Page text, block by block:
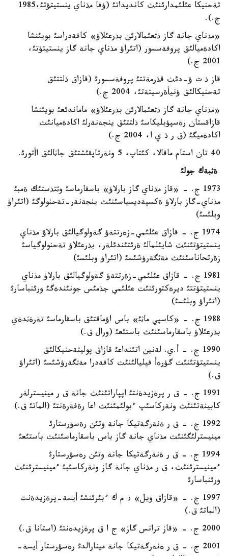
تةحنيكا عئلئمدارئنئث كانديداتئ (ؤفا مذناي ينستيتؤتئ،1985
ج.).
«مذناي جانة گاز ذثعئمالارئن بذرعئلاؤ» كافةدراسئ بويئنشا
اكادةميالئق پروفةسسور (اتئراؤ مذناي جانة گاز ينستيتؤتئ،
2001 ج.)
قاز ذ ت ؤ-دئث قذرمةتتئ پروفةسسورئ (قازاق ذلتتئق
تةحنيكالئق ؤنيأةرسيتةتئ، 2004 ج.)
«مذناي جانة گاز ذثعئمالارئن بذرعئلاؤ» ماماندئعئ بويئنشا
قازاقستان رةسپؤبليكاسئ ذلتتئق ينجةنةرلئ اكادةميانئث
اكادةميگئ (ق ر ذ ي ا، 2004 ج.)
40 تان استام ماقالا، كئتاپ، 5 ونةرتاپقئشتئق جاثالئق اأتورئ.
ةثبةك جولئ
1973 ج. - «قاز مذناي گاز بارلاؤ» باسقارماسئ وثتذستئك ةمبئ
مذناي-گاز بارلاؤ ةكسپةديسياسئنئث ينجةنةر-تةحنولوگئ (اتئراؤ
وبلئسئ)
1974 ج. - قازاق عئلئمي-زةرتتةؤ گةولوگيالئق بارلاؤ مذناي
ينستيتؤتئنئث شايئلمالئ ةرئتئندئلةر، بذرعئلاؤ تةحنولوگياسئ
زةرتحاناسئنئث مةثگةرؤشئسئ (اتئراؤ وبلئسئ)
1981 ج. - قازاق عئلئمي-زةرتتةؤ گةولوگيالئق بارلاؤ مذناي
ينستيتؤتتئ ديرةكتورئنئث عئلئمي جذمئس جونئندةگئ ورئنباسارئ
(اتئراؤ وبلئسئ)
1988 ج. - «كاسپي ماثئ» باس اؤماقتئق باسقارماسئ تةرةثدةي
بذرعئلاؤ باسقارماسئنئث باستئعئ (ورال ق.)
1990 ج. - أ.ي. لةنين اتئنداعئ قازاق پوليتةحنيكالئق
ينستيتؤتئنئث گؤرةأ فيليالئنئث كافةدرا مةثگةرؤشئسئ (اتئراؤ
ق.)
1991 ج. - ق ر پرةزيدةنتئ اپپاراتئنئث جانة ق ر مينيسترلةر
كابينةتئنئث ونةركاسئپ ءبولئمئنئث اعا رةفةرةنتئ (الماتئ ق.)
1992 ج. - ق ر ةنةرگةتيكا جانة وتئن رةسؤرستارئ
مينيسترلئگئنئث مذناي جانة گاز باس باسقارماسئنئث باستئعئ
1994 ج. - ق ر ةنةرگةتيكا جانة وتئن رةسؤرستارئ
ءمينيسترئنئث، ق ر مذناي جانة گاز ونةركاسئبئ ءمينيسترئنئث
ورئنباسارئ
1997 ج. - «قازاق ويل» ذ م ك ءبئرئنشئ أيسة-پرةزيدةنت
(الماتئ ق.)
2000 ج. - «قاز ترانس گاز» ج ا ق پرةزيدةنتئ (استانا ق.)
2001 ج. - ق ر ةنةرگةتيكا جانة مينارالدئ رةسؤرستار أيسة-